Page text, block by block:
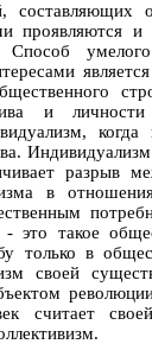
составляющих
проявляются и
Способ
и
разрыв
в
- это такое
только в
своей
считает